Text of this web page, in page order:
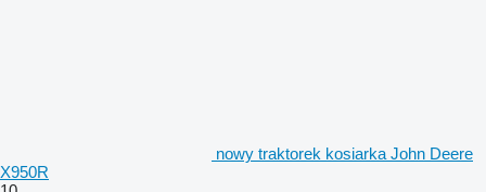
nowy traktorek kosiarka John Deere
X950R